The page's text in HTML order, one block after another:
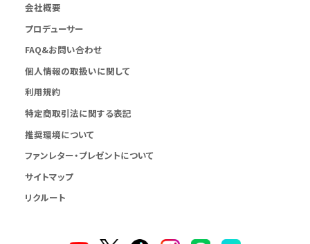
会社概要
プロデューサー
FAQ&お問い合わせ
個人情報の取扱いに関して
利用規約
特定商取引法に関する表記
推奨環境について
ファンレター・プレゼントについて
サイトマップ
リクルート